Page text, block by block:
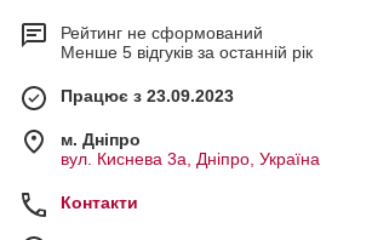
Рейтинг не сформований
Менше 5 відгуків за останній рік
Працює з 23.09.2023
м. Дніпро
вул. Киснева 3а, Дніпро, Україна
Контакти